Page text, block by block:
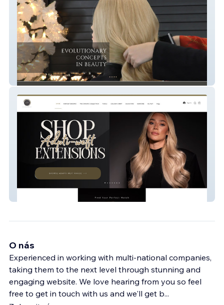
NXS Beauty
O nás
Experienced in working with multi-national companies,
taking them to the next level through stunning and
engaging website. We love hearing from you so feel
free to get in touch with us and we'll get b...